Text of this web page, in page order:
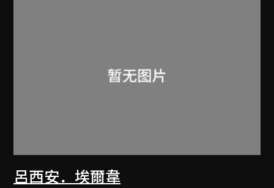
呂西安．埃爾韋